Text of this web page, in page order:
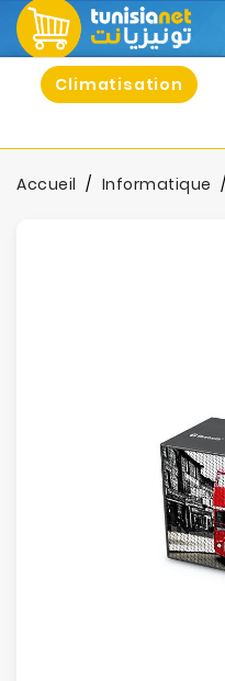
Climatisation
Accueil Informatique